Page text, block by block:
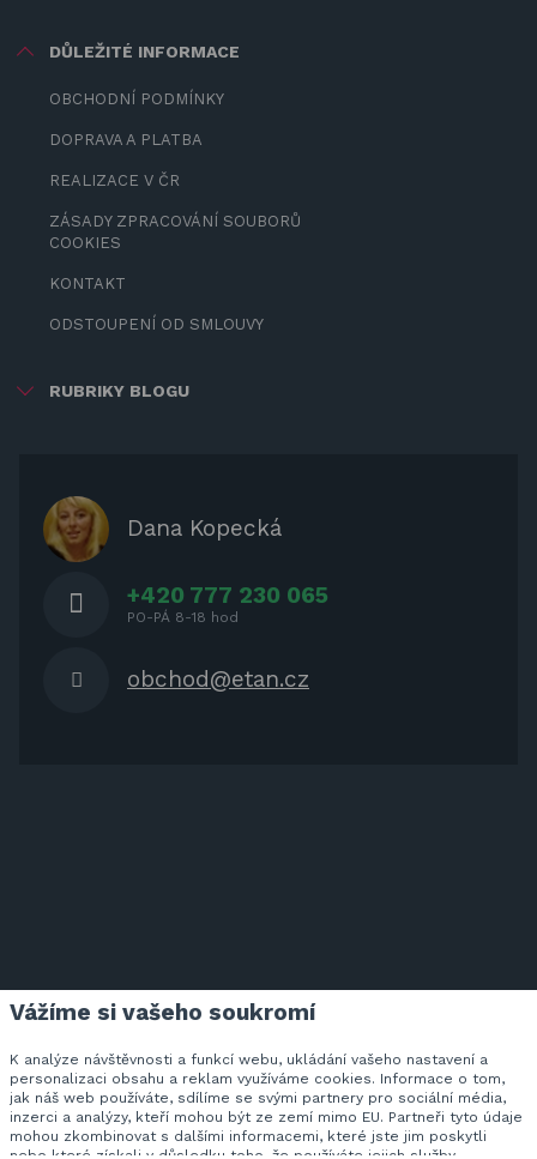
DŮLEŽITÉ INFORMACE
OBCHODNÍ PODMÍNKY
DOPRAVA A PLATBA
REALIZACE V ČR
ZÁSADY ZPRACOVÁNÍ SOUBORŮ
COOKIES
KONTAKT
ODSTOUPENÍ OD SMLOUVY
RUBRIKY BLOGU
OCHRANNÉ KRYTY NA ZAHRADNÍ
NÁBYTEK
Dana Kopecká
+420 777 230 065
PO-PÁ 8-18 hod
obchod@etan.cz
Veškeré ceny zahrnují DPH v zákonem stanovené výši.
© 2026 SVAN trading s.r.o. - všechna práva vyhrazena.
Vážíme si vašeho soukromí
K analýze návštěvnosti a funkcí webu, ukládání vašeho nastavení a
personalizaci obsahu a reklam využíváme cookies. Informace o tom,
jak náš web používáte, sdílíme se svými partnery pro sociální média,
inzerci a analýzy, kteří mohou být ze zemí mimo EU. Partneři tyto údaje
mohou zkombinovat s dalšími informacemi, které jste jim poskytli
nebo které získali v důsledku toho, že používáte jejich služby.